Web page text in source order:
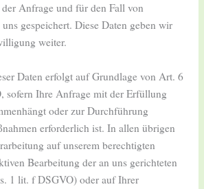
Anfrage und für den Fall von
gespeichert. Diese Daten geben wir
weiter.
Daten erfolgt auf Grundlage von Art. 6
sofern Ihre Anfrage mit der Erfüllung
oder zur Durchführung
erforderlich ist. In allen übrigen
auf unserem berechtigten
Bearbeitung der an uns gerichteten
1 lit. f DSGVO) oder auf Ihrer